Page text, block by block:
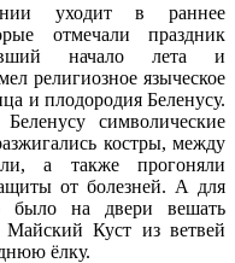
уходит в раннее
отмечали праздник
начало лета и
религиозное языческое
и плодородия Беленусу.
символические
костры, между
а также прогоняли
от болезней. А для
было на двери вешать
Куст из ветвей
ёлку.